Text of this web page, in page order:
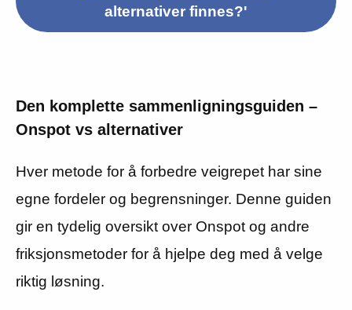
alternativer finnes?'
Den komplette sammenligningsguiden –
Onspot vs alternativer
Hver metode for å forbedre veigrepet har sine
egne fordeler og begrensninger. Denne guiden
gir en tydelig oversikt over Onspot og andre
friksjonsmetoder for å hjelpe deg med å velge
riktig løsning.